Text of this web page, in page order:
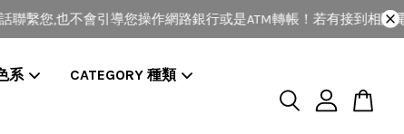
您,也不會引導您操作網路銀行或是ATM轉帳！若有接到相關電
系 CATEGORY 種類